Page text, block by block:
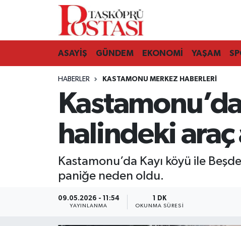
ASAYİŞ GÜNDEM EKONOMİ YAŞAM
HABERLER KASTAMONU MERKEZ HABERLERI
halindeki araç
Kastamonu’da Kayı köyü ile
paniğe neden oldu.
09.05.2026 - 11:54
YAYINLANMA
1 DK
OKUNMA SÜRESI
Kastamonu Vefat Edenler
Araç Haberleri
Azdavay Haberleri
Bozkurt Haberleri